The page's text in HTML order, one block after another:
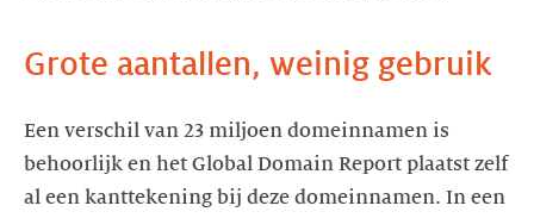
Grote aantallen, weinig gebruik
Een verschil van 23 miljoen domeinnamen is
behoorlijk en het Global Domain Report plaatst zelf
al een kanttekening bij deze domeinnamen. In een